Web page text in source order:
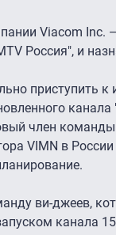
Viacom
Россия", и
приступить
член
VIMN в
ви-джеев,
канала